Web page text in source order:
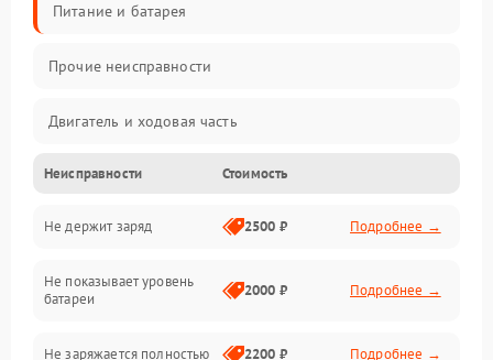
Питание и батарея
Прочие неисправности
Двигатель и ходовая часть
Тормоза и безопасность
Подвеска и колеса
Электроника и управление
Неисправности Стоимость
Не держит заряд 2500 ₽ Подробнее →
Не показывает уровень
батареи
2000 ₽ Подробнее →
Не заряжается полностью 2200 ₽ Подробнее →